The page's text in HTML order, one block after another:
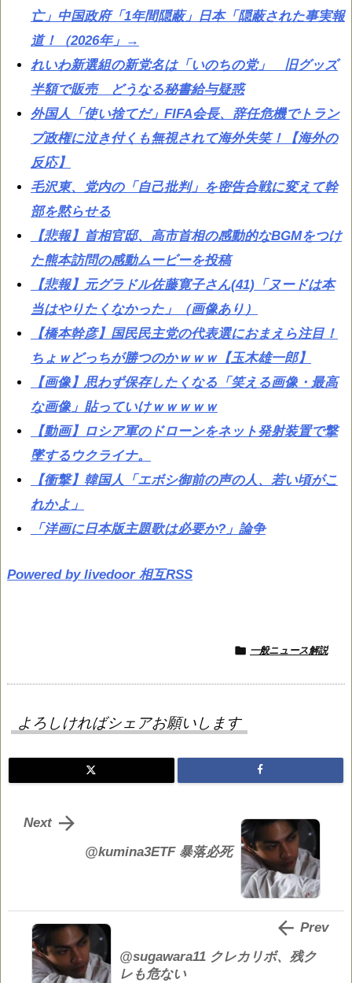
亡」中国政府「1年間隠蔽」日本「隠蔽された事実報
道！（2026年」→
れいわ新選組の新党名は「いのちの党」 旧グッズ
半額で販売 どうなる秘書給与疑惑
外国人「使い捨てだ」FIFA会長、辞任危機でトラン
プ政権に泣き付くも無視されて海外失笑！【海外の
反応】
毛沢東、党内の「自己批判」を密告合戦に変えて幹
部を黙らせる
【悲報】首相官邸、高市首相の感動的なBGMをつけ
た熊本訪問の感動ムービーを投稿
【悲報】元グラドル佐藤寛子さん(41)「ヌードは本
当はやりたくなかった」（画像あり）
【橋本幹彦】国民民主党の代表選におまえら注目！
ちょｗどっちが勝つのかｗｗｗ【玉木雄一郎】
【画像】思わず保存したくなる「笑える画像・最高
な画像」貼っていけｗｗｗｗｗ
【動画】ロシア軍のドローンをネット発射装置で撃
墜するウクライナ。
【衝撃】韓国人「エボシ御前の声の人、若い頃がこ
れかよ」
「洋画に日本版主題歌は必要か?」論争
Powered by livedoor 相互RSS
 一般ニュース解説
よろしければシェアお願いします
@kumina3ETF 暴落必死

Next
@sugawara11 クレカリボ、残ク
レも危ない
 Prev